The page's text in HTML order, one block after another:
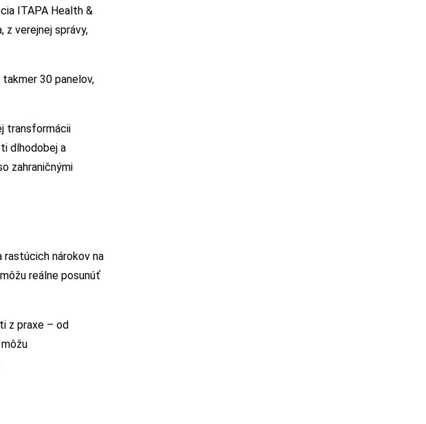
ITAPA Health &
z verejnej správy,
30 panelov,
transformácii
dlhodobej a
zahraničnými
nárokov na
reálne posunúť
z praxe – od